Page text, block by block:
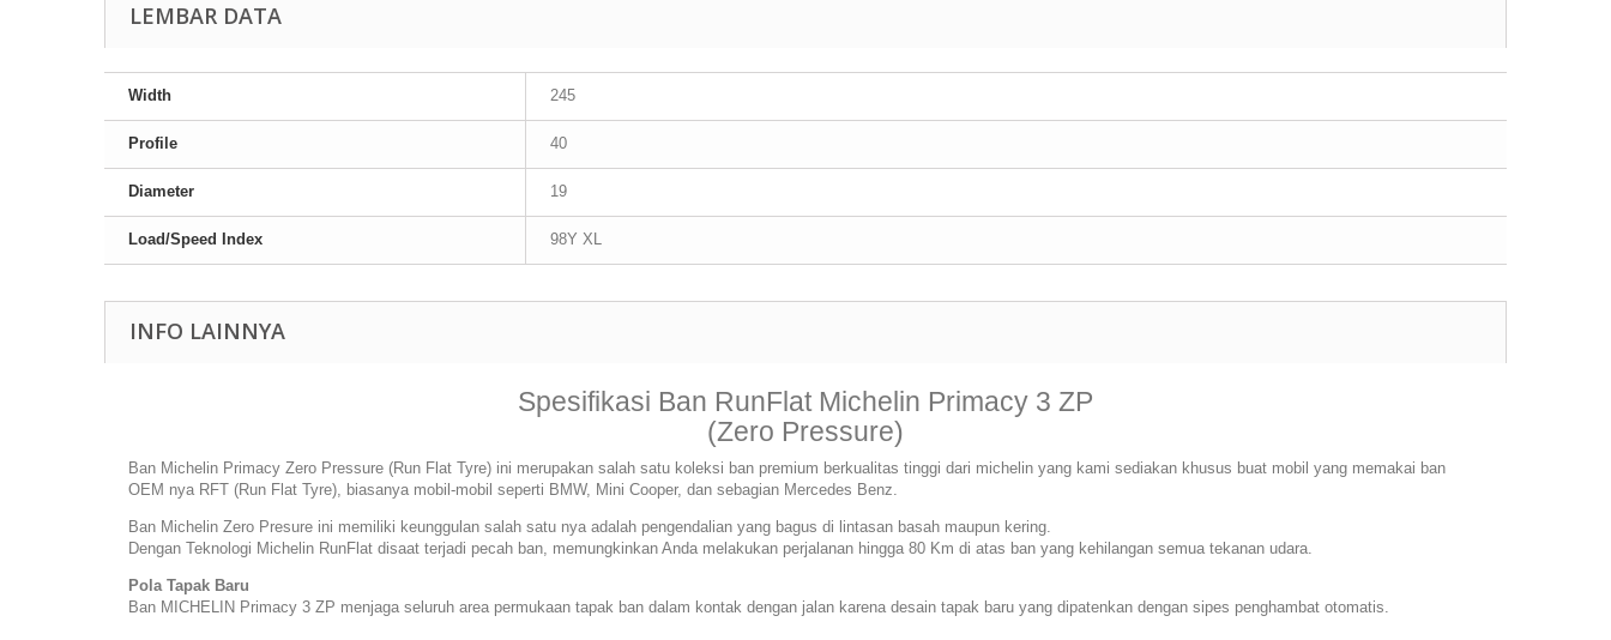
LEMBAR DATA
Width 245
Profile 40
Diameter 19
Load/Speed Index 98Y XL
INFO LAINNYA
Spesifikasi Ban RunFlat Michelin Primacy 3 ZP
(Zero Pressure)
Ban Michelin Primacy Zero Pressure (Run Flat Tyre) ini merupakan salah satu koleksi ban premium berkualitas tinggi dari michelin yang kami sediakan khusus buat mobil yang memakai ban
OEM nya RFT (Run Flat Tyre), biasanya mobil-mobil seperti BMW, Mini Cooper, dan sebagian Mercedes Benz.
Ban Michelin Zero Presure ini memiliki keunggulan salah satu nya adalah pengendalian yang bagus di lintasan basah maupun kering.
Dengan Teknologi Michelin RunFlat disaat terjadi pecah ban, memungkinkan Anda melakukan perjalanan hingga 80 Km di atas ban yang kehilangan semua tekanan udara.
Pola Tapak Baru
Ban MICHELIN Primacy 3 ZP menjaga seluruh area permukaan tapak ban dalam kontak dengan jalan karena desain tapak baru yang dipatenkan dengan sipes penghambat otomatis.